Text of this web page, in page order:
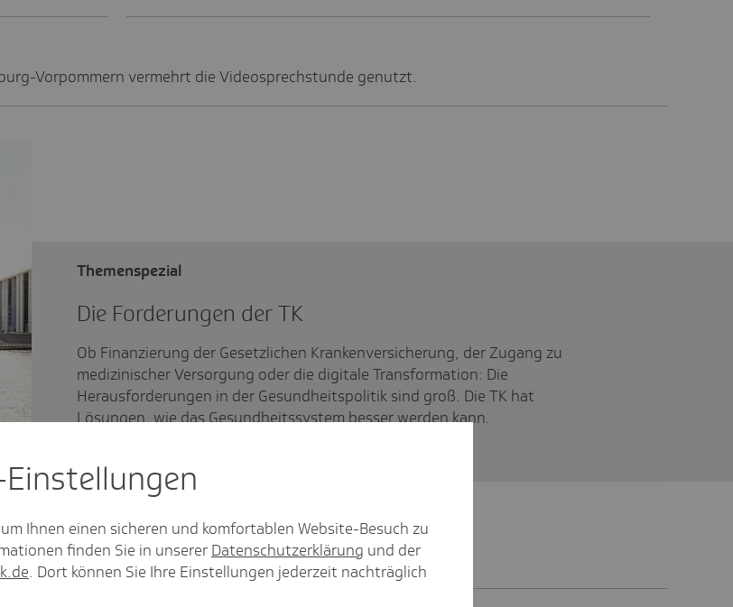
Vorpommern vermehrt die Videosprechstunde genutzt.
Die Forde­rungen der TK
Themenspezial
Ob Finanzierung der Gesetzlichen Krankenversicherung, der Zugang zu
medizinischer Versorgung oder die digitale Transformation: Die
Herausforderungen in der Gesundheitspolitik sind groß. Die TK hat
Lösungen, wie das Gesundheitssystem besser werden kann.
gestiegen.
Ihnen einen sicheren und komfortablen Website-Besuch zu
finden Sie in unserer Datenschutzerklärung und der
. Dort können Sie Ihre Einstellungen jederzeit nachträglich